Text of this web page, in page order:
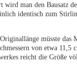
man den Bausatz
identisch zum
müsste
von etwa
reicht die Größe